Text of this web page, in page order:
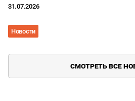
31.07.2026
Новости
СМОТРЕТЬ ВСЕ